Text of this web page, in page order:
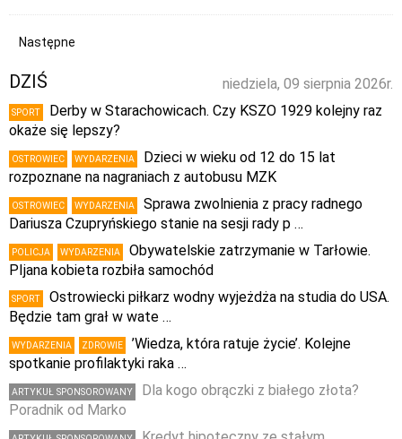
Następne
niedziela, 09 sierpnia 2026r.
DZIŚ
SPORT
Derby w Starachowicach. Czy KSZO 1929 kolejny raz
okaże się lepszy?
OSTROWIEC WYDARZENIA
Dzieci w wieku od 12 do 15 lat
rozpoznane na nagraniach z autobusu MZK
OSTROWIEC WYDARZENIA
Sprawa zwolnienia z pracy radnego
Dariusza Czupryńskiego stanie na sesji rady p …
POLICJA WYDARZENIA
Obywatelskie zatrzymanie w Tarłowie.
PIjana kobieta rozbiła samochód
SPORT
Ostrowiecki piłkarz wodny wyjeżdża na studia do USA.
Będzie tam grał w wate …
WYDARZENIA ZDROWIE
’Wiedza, która ratuje życie’. Kolejne
spotkanie profilaktyki raka …
ARTYKUŁ SPONSOROWANY
Dla kogo obrączki z białego złota?
Poradnik od Marko